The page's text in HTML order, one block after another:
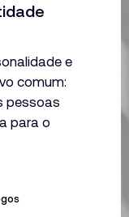
e
comum:
pessoas
para o